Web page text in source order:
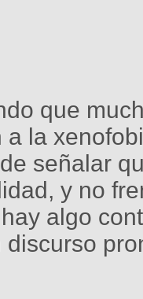
que
la
señalar
y no
algo